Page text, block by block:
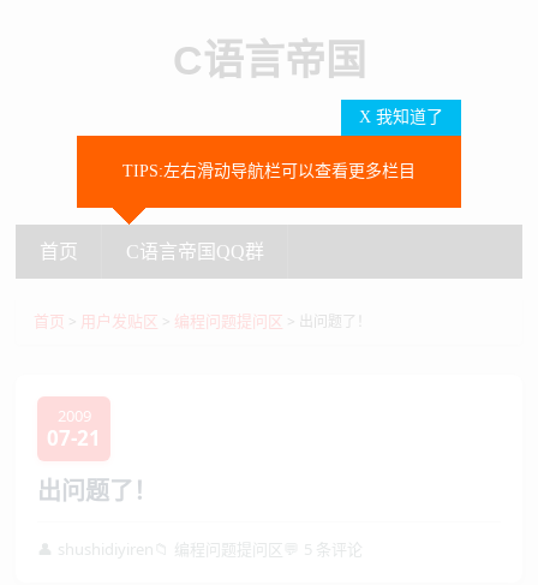
C语言帝国
SEARCH
X 我知道了
TIPS:左右滑动导航栏可以查看更多栏目
首页 C语言帝国QQ群
首页 > 用户发贴区 > 编程问题提问区 > 出问题了！
2009
07-21
出问题了！
👤 shushidiyiren 编程问题提问区 💬 5 条评论